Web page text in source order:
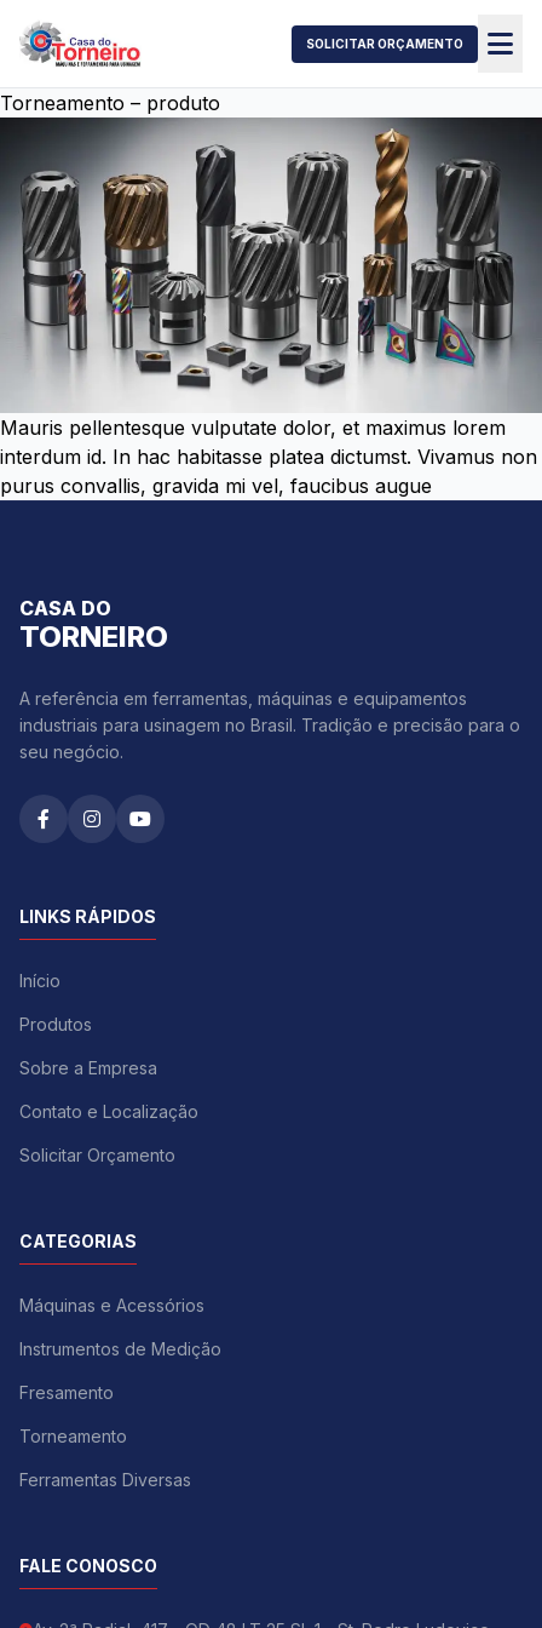
SOLICITAR ORÇAMENTO
Torneamento – produto
Mauris pellentesque vulputate dolor, et maximus lorem
interdum id. In hac habitasse platea dictumst. Vivamus non
purus convallis, gravida mi vel, faucibus augue
CASA DO
TORNEIRO
A referência em ferramentas, máquinas e equipamentos
industriais para usinagem no Brasil. Tradição e precisão para o
seu negócio.
LINKS RÁPIDOS
Início
Produtos
Sobre a Empresa
Contato e Localização
Solicitar Orçamento
CATEGORIAS
Máquinas e Acessórios
Instrumentos de Medição
Fresamento
Torneamento
Ferramentas Diversas
FALE CONOSCO